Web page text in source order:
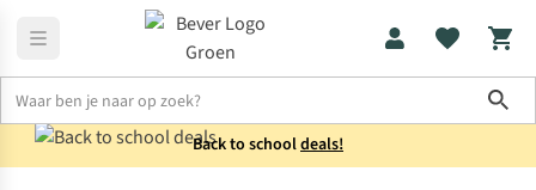
Back to schooldeals!